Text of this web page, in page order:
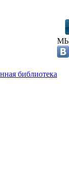
библиотека